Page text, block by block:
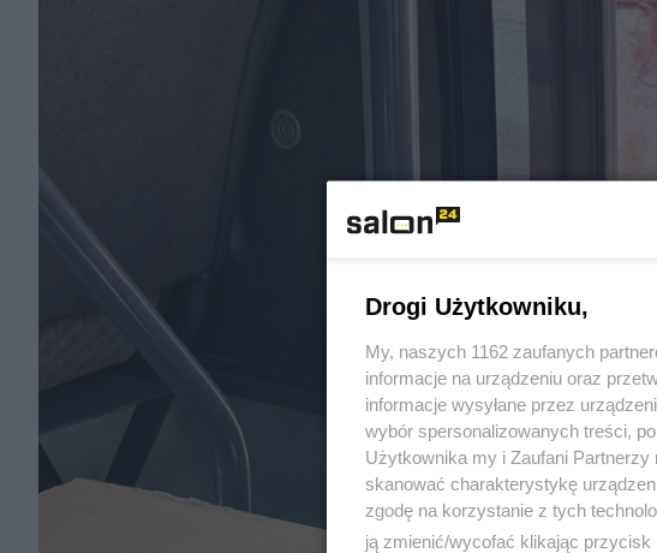
Drogi Użytkowniku,
My, naszych 1162 zaufanych
informacje na urządzeniu oraz
informacje wysyłane przez
wybór spersonalizowanych treści,
Użytkownika my i Zaufani
skanować charakterystykę
zgodę na korzystanie z tych
ją zmienić/wycofać klikając